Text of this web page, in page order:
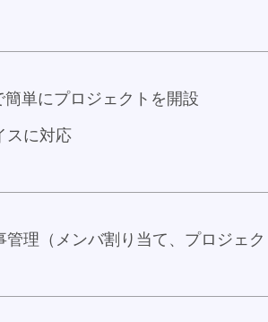
簡単にプロジェクトを開設
スに対応
管理（メンバ割り当て、プロジェ